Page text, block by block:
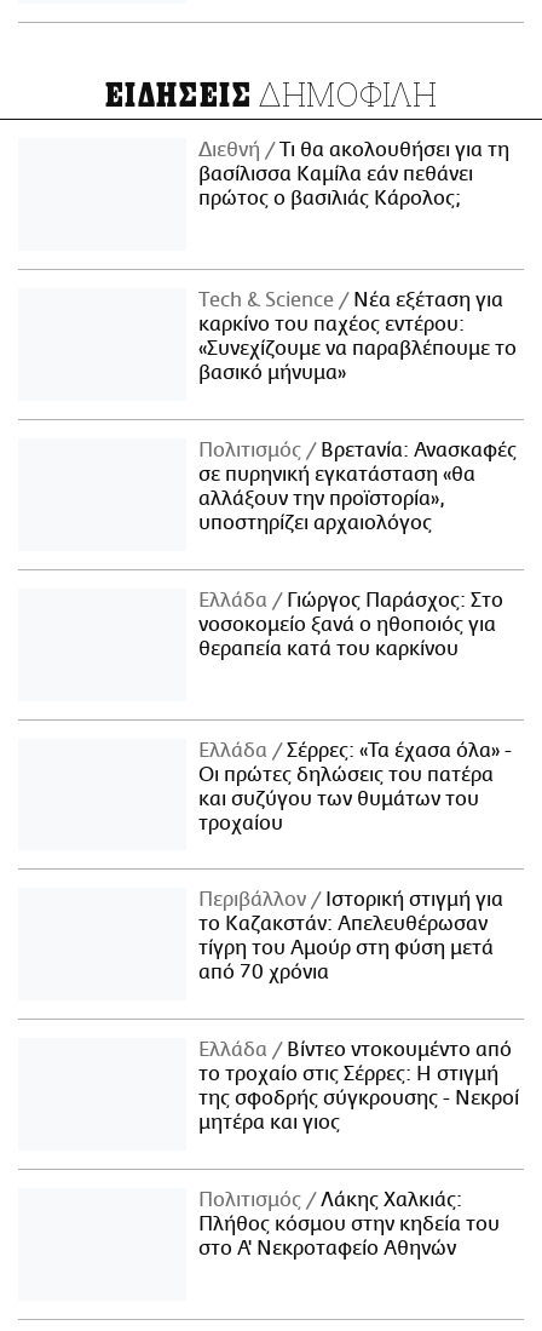
ΕΙΔΗΣΕΙΣ ΔΗΜΟΦΙΛΗ
Διεθνή
Τι θα ακολουθήσει για τη
βασίλισσα Καμίλα εάν πεθάνει
πρώτος ο βασιλιάς Κάρολος;
Τech & Science
Νέα εξέταση για
καρκίνο του παχέος εντέρου:
«Συνεχίζουμε να παραβλέπουμε το
βασικό μήνυμα»
Πολιτισμός
Βρετανία: Ανασκαφές
σε πυρηνική εγκατάσταση «θα
αλλάξουν την προϊστορία»,
υποστηρίζει αρχαιολόγος
Ελλάδα
Γιώργος Παράσχος: Στο
νοσοκομείο ξανά ο ηθοποιός για
θεραπεία κατά του καρκίνου
Ελλάδα
Σέρρες: «Τα έχασα όλα» -
Οι πρώτες δηλώσεις του πατέρα
και συζύγου των θυμάτων του
τροχαίου
Περιβάλλον
Ιστορική στιγμή για
το Καζακστάν: Απελευθέρωσαν
τίγρη του Αμούρ στη φύση μετά
από 70 χρόνια
Ελλάδα
Βίντεο ντοκουμέντο από
το τροχαίο στις Σέρρες: Η στιγμή
της σφοδρής σύγκρουσης - Νεκροί
μητέρα και γιος
Πολιτισμός
Λάκης Χαλκιάς:
Πλήθος κόσμου στην κηδεία του
στο Α' Νεκροταφείο Αθηνών